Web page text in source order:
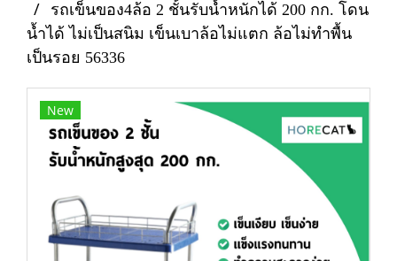
รถเข็นของ4ล้อ 2 ชั้นรับน้ำหนักได้ 200 กก. โดน
น้ำได้ ไม่เป็นสนิม เข็นเบาล้อไม่แตก ล้อไม่ทำพื้น
เป็นรอย 56336
New